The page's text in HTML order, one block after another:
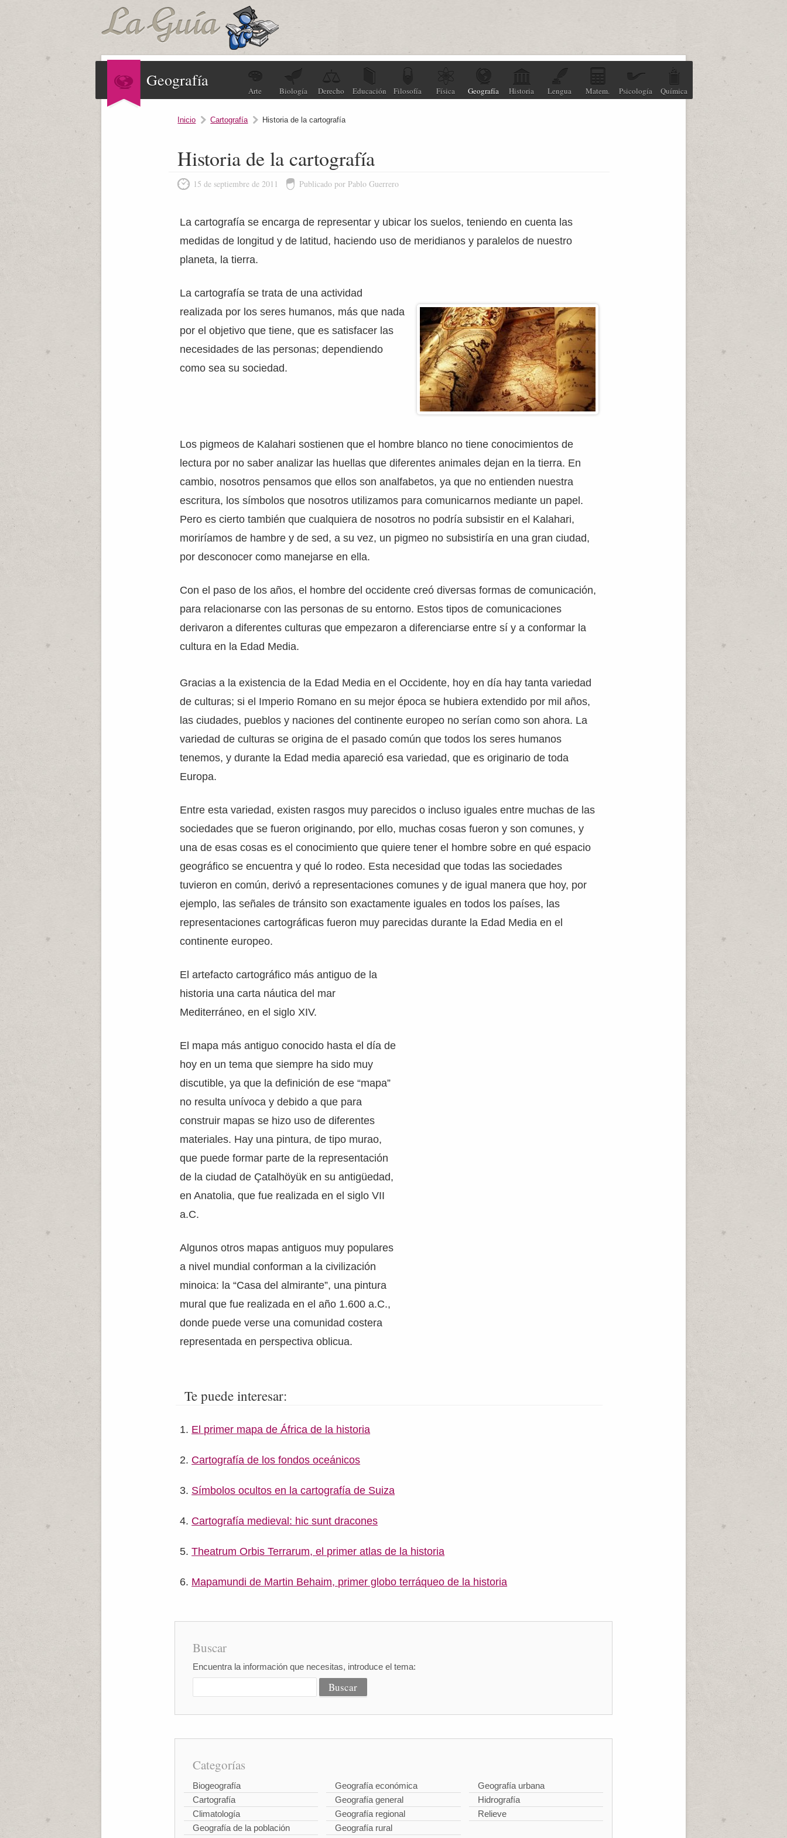
Geografía
Arte Biología Derecho Educación Filosofía Física Geografía Historia Lengua Matem. Psicología Química
Inicio Cartografía Historia de la cartografía
Historia de la cartografía
15 de septiembre de 2011 Publicado por Pablo Guerrero
La cartografía se encarga de representar y ubicar los suelos, teniendo en cuenta las
medidas de longitud y de latitud, haciendo uso de meridianos y paralelos de nuestro
planeta, la tierra.
La cartografía se trata de una actividad
realizada por los seres humanos, más que nada
por el objetivo que tiene, que es satisfacer las
necesidades de las personas; dependiendo
como sea su sociedad.
Los pigmeos de Kalahari sostienen que el hombre blanco no tiene conocimientos de
lectura por no saber analizar las huellas que diferentes animales dejan en la tierra. En
cambio, nosotros pensamos que ellos son analfabetos, ya que no entienden nuestra
escritura, los símbolos que nosotros utilizamos para comunicarnos mediante un papel.
Pero es cierto también que cualquiera de nosotros no podría subsistir en el Kalahari,
moriríamos de hambre y de sed, a su vez, un pigmeo no subsistiría en una gran ciudad,
por desconocer como manejarse en ella.
Con el paso de los años, el hombre del occidente creó diversas formas de comunicación,
para relacionarse con las personas de su entorno. Estos tipos de comunicaciones
derivaron a diferentes culturas que empezaron a diferenciarse entre sí y a conformar la
cultura en la Edad Media.
Gracias a la existencia de la Edad Media en el Occidente, hoy en día hay tanta variedad
de culturas; si el Imperio Romano en su mejor época se hubiera extendido por mil años,
las ciudades, pueblos y naciones del continente europeo no serían como son ahora. La
variedad de culturas se origina de el pasado común que todos los seres humanos
tenemos, y durante la Edad media apareció esa variedad, que es originario de toda
Europa.
Entre esta variedad, existen rasgos muy parecidos o incluso iguales entre muchas de las
sociedades que se fueron originando, por ello, muchas cosas fueron y son comunes, y
una de esas cosas es el conocimiento que quiere tener el hombre sobre en qué espacio
geográfico se encuentra y qué lo rodeo. Esta necesidad que todas las sociedades
tuvieron en común, derivó a representaciones comunes y de igual manera que hoy, por
ejemplo, las señales de tránsito son exactamente iguales en todos los países, las
representaciones cartográficas fueron muy parecidas durante la Edad Media en el
continente europeo.
El artefacto cartográfico más antiguo de la
historia una carta náutica del mar
Mediterráneo, en el siglo XIV.
El mapa más antiguo conocido hasta el día de
hoy en un tema que siempre ha sido muy
discutible, ya que la definición de ese “mapa”
no resulta unívoca y debido a que para
construir mapas se hizo uso de diferentes
materiales. Hay una pintura, de tipo murao,
que puede formar parte de la representación
de la ciudad de Çatalhöyük en su antigüedad,
en Anatolia, que fue realizada en el siglo VII
a.C.
Algunos otros mapas antiguos muy populares
a nivel mundial conforman a la civilización
minoica: la “Casa del almirante”, una pintura
mural que fue realizada en el año 1.600 a.C.,
donde puede verse una comunidad costera
representada en perspectiva oblicua.
Te puede interesar:
El primer mapa de África de la historia
Cartografía de los fondos oceánicos
Símbolos ocultos en la cartografía de Suiza
Cartografía medieval: hic sunt dracones
Theatrum Orbis Terrarum, el primer atlas de la historia
Mapamundi de Martin Behaim, primer globo terráqueo de la historia
Buscar
Encuentra la información que necesitas, introduce el tema:
Categorías
Biogeografía
Cartografía
Climatología
Geografía de la población
Geografía económica
Geografía general
Geografía regional
Geografía rural
Geografía urbana
Hidrografía
Relieve